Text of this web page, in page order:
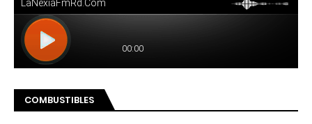
COMBUSTIBLES